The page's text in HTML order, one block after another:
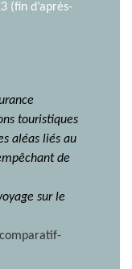
(fin d’après-
touristiques
aléas liés au
de
sur le